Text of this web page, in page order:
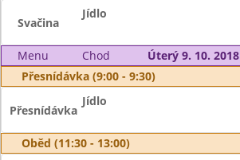
Svačina
Jídlo
Menu Chod
Úterý 9. 10. 2018
Přesnídávka (9:00 - 9:30)
Přesnídávka
Jídlo
Oběd (11:30 - 13:00)